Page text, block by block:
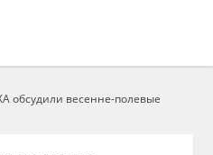
обсудили весенне-полевые